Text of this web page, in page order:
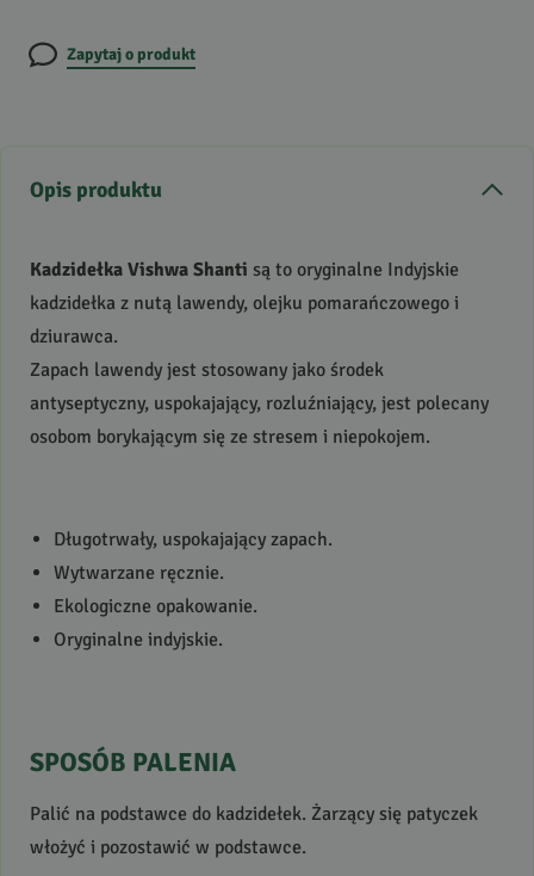
Zapytaj o produkt
Opis produktu
Kadzidełka Vishwa Shanti są to oryginalne Indyjskie
kadzidełka z nutą lawendy, olejku pomarańczowego i
dziurawca.
Zapach lawendy jest stosowany jako środek
antyseptyczny, uspokajający, rozluźniający, jest polecany
osobom borykającym się ze stresem i niepokojem.
Długotrwały, uspokajający zapach.
Wytwarzane ręcznie.
Ekologiczne opakowanie.
Oryginalne indyjskie.
SPOSÓB PALENIA
Palić na podstawce do kadzidełek. Żarzący się patyczek
włożyć i pozostawić w podstawce.